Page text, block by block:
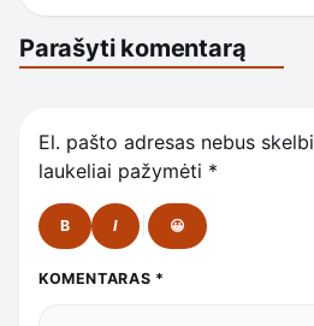
Parašyti komentarą
El. pašto adresas nebus
laukeliai pažymėti *
B I 😀
KOMENTARAS *